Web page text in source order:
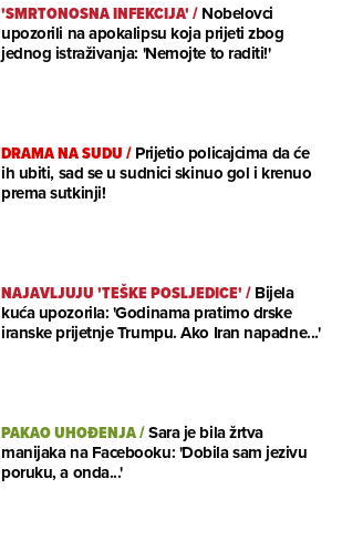
'SMRTONOSNA INFEKCIJA'/Nobelovci
upozorili na apokalipsu koja prijeti zbog
jednog istraživanja: 'Nemojte to raditi!'
DRAMA NA SUDU/Prijetio policajcima da će
ih ubiti, sad se u sudnici skinuo gol i krenuo
prema sutkinji!
NAJAVLJUJU 'TEŠKE POSLJEDICE'/Bijela
kuća upozorila: 'Godinama pratimo drske
iranske prijetnje Trumpu. Ako Iran napadne...'
PAKAO UHOĐENJA/Sara je bila žrtva
manijaka na Facebooku: 'Dobila sam jezivu
poruku, a onda...'